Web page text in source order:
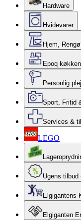
Hardware
Hvidevarer
Hjem,
Epoq
Personlig
Sport, Fritid
Services &
LEGO
Ugens tilbud
Elgigantens
Elgiganten